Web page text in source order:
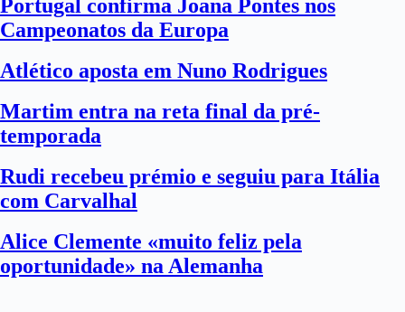
Portugal confirma Joana Pontes nos
Campeonatos da Europa
Atlético aposta em Nuno Rodrigues
Martim entra na reta final da pré-
temporada
Rudi recebeu prémio e seguiu para Itália
com Carvalhal
Alice Clemente «muito feliz pela
oportunidade» na Alemanha